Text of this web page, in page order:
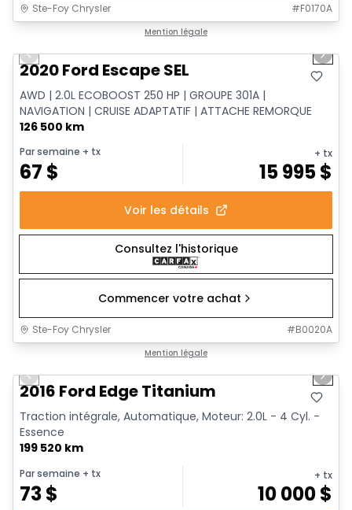
Ste-Foy Chrysler #F0170A
Mention légale
Vidéo disponible
Previous slide Next
2020 Ford Escape SEL
AWD | 2.0L ECOBOOST 250 HP | GROUPE 301A |
NAVIGATION | CRUISE ADAPTATIF | ATTACHE REMORQUE
126 500 km
Par semaine + tx
67 $
+ tx
15 995$
Voir les détails
Consultez l'historique
Commencer votre achat
Ste-Foy Chrysler #B0020A
Mention légale
Previous slide Next
2016 Ford Edge Titanium
Traction intégrale, Automatique, Moteur: 2.0L - 4 Cyl. -
Essence
199 520 km
Par semaine + tx
73$
+ tx
10 000$